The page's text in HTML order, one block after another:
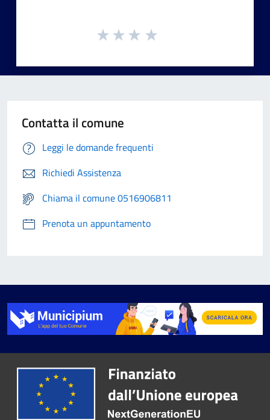
Contatta il comune
Leggi le domande frequenti
Richiedi Assistenza
Chiama il comune 0516906811
Prenota un appuntamento